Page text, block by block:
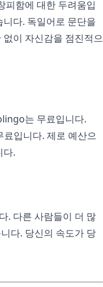
피함에 대한 두려움입
다. 독일어로 문단을
이 자신감을 점진적으
는 무료입니다.
입니다. 제로 예산으
다.
. 다른 사람들이 더 많
다. 당신의 속도가 당